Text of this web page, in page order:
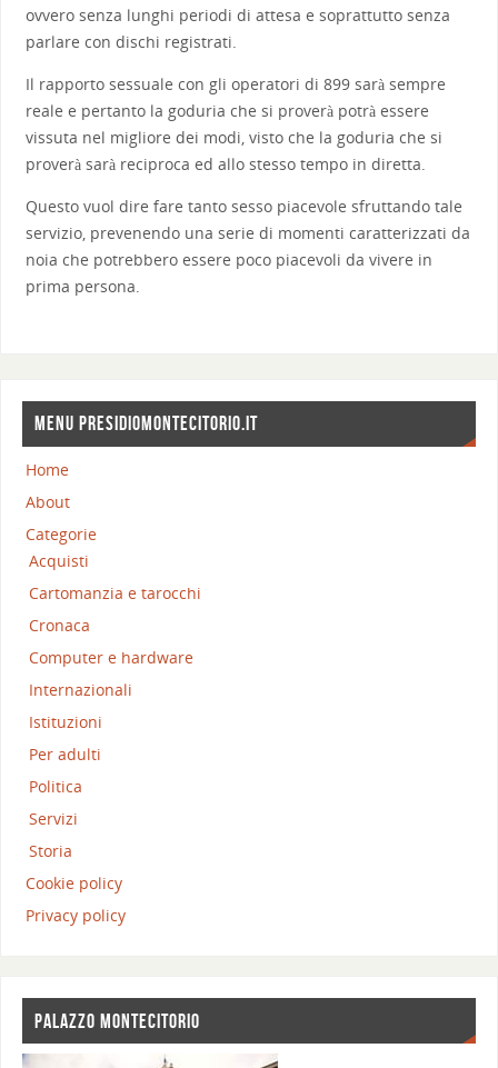
ovvero senza lunghi periodi di attesa e soprattutto senza
parlare con dischi registrati.
Il rapporto sessuale con gli operatori di 899 sarà sempre
reale e pertanto la goduria che si proverà potrà essere
vissuta nel migliore dei modi, visto che la goduria che si
proverà sarà reciproca ed allo stesso tempo in diretta.
Questo vuol dire fare tanto sesso piacevole sfruttando tale
servizio, prevenendo una serie di momenti caratterizzati da
noia che potrebbero essere poco piacevoli da vivere in
prima persona.
MENU PRESIDIOMONTECITORIO.IT
Home
About
Categorie
Acquisti
Cartomanzia e tarocchi
Cronaca
Computer e hardware
Internazionali
Istituzioni
Per adulti
Politica
Servizi
Storia
Cookie policy
Privacy policy
PALAZZO MONTECITORIO